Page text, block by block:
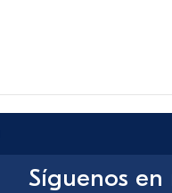
Síguenos en